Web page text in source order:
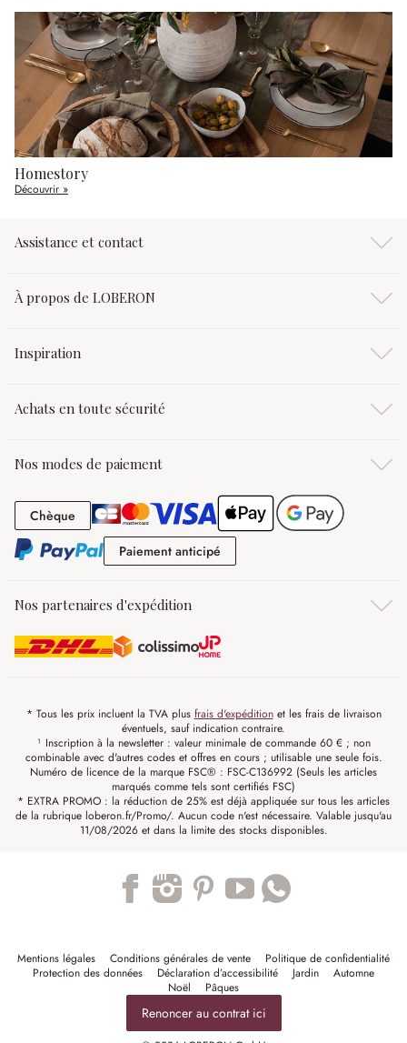
Homestory
Découvrir »
Assistance et contact
À propos de LOBERON
Inspiration
Achats en toute sécurité
Nos modes de paiement
Chèque Chèque
Paiement anticipé
Nos partenaires d'expédition
* Tous les prix incluent la TVA plus frais d'expéditionet les frais de livraison
éventuels, sauf indication contraire.
¹ Inscription à la newsletter : valeur minimale de commande 60 € ; non
combinable avec d'autres codes et offres en cours ; utilisable une seule fois.
Numéro de licence de la marque FSC® : FSC-C136992 (Seuls les articles
marqués comme tels sont certifiés FSC)
* EXTRA PROMO : la réduction de 25% est déjà appliquée sur tous les articles
de la rubrique loberon.fr/Promo/. Aucun code n'est nécessaire. Valable jusqu'au
11/08/2026 et dans la limite des stocks disponibles.
Mentions légales Conditions générales de vente
Politique de confidentialité
Protection des données
Déclaration d’accessibilité Jardin
Automne
Noël
Pâques
Renoncer au contrat ici